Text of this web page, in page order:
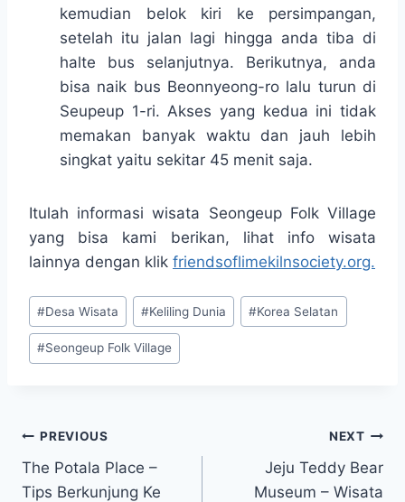
kemudian belok kiri ke persimpangan,
setelah itu jalan lagi hingga anda tiba di
halte bus selanjutnya. Berikutnya, anda
bisa naik bus Beonnyeong-ro lalu turun di
Seupeup 1-ri. Akses yang kedua ini tidak
memakan banyak waktu dan jauh lebih
singkat yaitu sekitar 45 menit saja.
Itulah informasi wisata Seongeup Folk Village
yang bisa kami berikan, lihat info wisata
lainnya dengan klik friendsoflimekilnsociety.org.
Post
Tags:
#Desa Wisata #Keliling Dunia #Korea Selatan
#Seongeup Folk Village
Post
navigation
PREVIOUS
The Potala Place –
Tips Berkunjung Ke
NEXT
Jeju Teddy Bear
Museum – Wisata